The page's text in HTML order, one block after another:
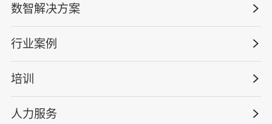
地应用，帮助企业解决了 “隐患排查不彻底、风险管控
痛点。例如，在某大型化工企业，通过平台实现了作业
风险智能分级、隐患闭环管理效率提升 60%，重大风险
系统，实现了新员工安全培训覆盖率 100%，作业违规
率下降 30%。不仅为企业提供一套安全管理工具，更致
力于成为企业安全管理数字化转型的 “战略伙伴”，以技
数智安全科技
安全战略咨询
管理体系建设
安全技能提升
工程安全服务
数智解决方案
量化安全云
智慧化系统
智能终端
行业案例
政府安全监管
工程建设/地产物业
培训
版权安全课程
人力服务